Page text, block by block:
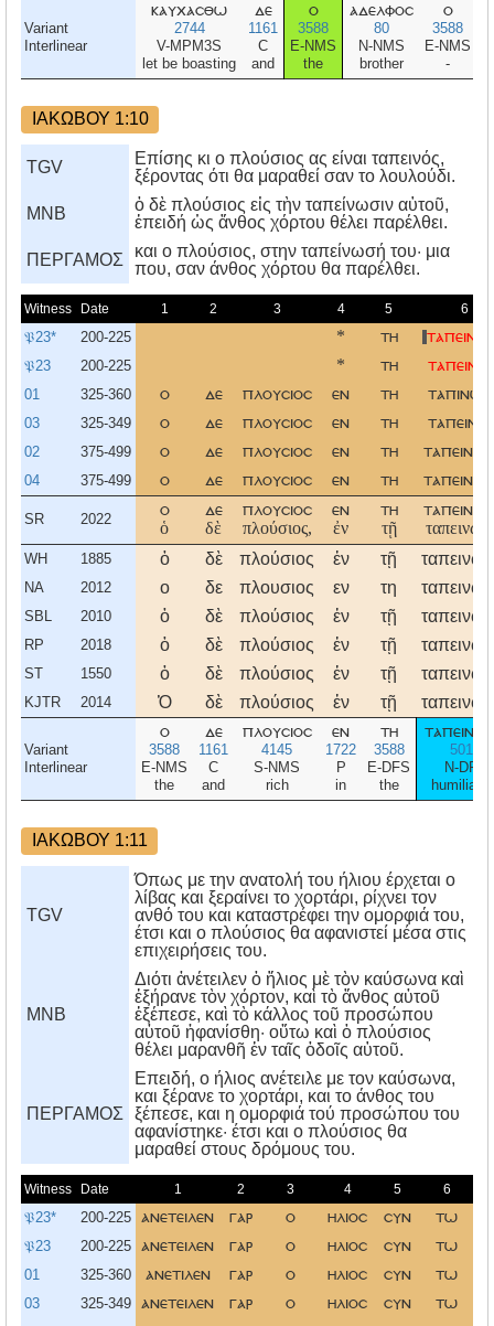
Variant
Interlinear
καυχασθω
2744
V-MPM3S
let be boasting
δε
1161
C
and
ο
3588
E-NMS
the
αδελφοσ
80
N-NMS
brother
ο
3588
E-NMS
-
ΙΑΚΩΒΟΥ 1:10
TGV
Επίσης κι ο πλούσιος ας είναι ταπεινός,
ξέροντας ότι θα μαραθεί σαν το λουλούδι.
MNB
ὁ δὲ πλούσιος εἰς τὴν ταπείνωσιν αὑτοῦ,
ἐπειδή ὡς ἄνθος χόρτου θέλει παρέλθει.
ΠΕΡΓΑΜΟΣ
και ο πλούσιος, στην ταπείνωσή του· μια
που, σαν άνθος χόρτου θα παρέλθει.
Witness Date 1 2 3 4 5 6
𝔓23* 200-225 * τη
𝔓23 200-225 * τη
01 325-360 ο δε πλουσιοσ εν τη
03 325-349 ο δε πλουσιοσ εν τη
02 375-499 ο δε πλουσιοσ εν τη
04 375-499 ο δε πλουσιοσ εν τη
SR 2022
ο
ὁ
δε
δὲ
πλουσιοσ
πλούσιος,
εν
ἐν
τη
τῇ
WH 1885 ὁ δὲ πλούσιος ἐν τῇ
NA 2012 ο δε πλουσιος εν τη
SBL 2010 ὁ δὲ πλούσιος ἐν τῇ
RP 2018 ὁ δὲ πλούσιος ἐν τῇ
ST 1550 ὁ δὲ πλούσιος ἐν τῇ
KJTR 2014 Ὁ δὲ πλούσιος ἐν τῇ
Variant
Interlinear
ο
3588
E-NMS
the
δε
1161
C
and
πλουσιοσ
4145
S-NMS
rich
εν
1722
P
in
τη
3588
E-DFS
the
5014
N-DFS
ΙΑΚΩΒΟΥ 1:11
TGV
Όπως με την ανατολή του ήλιου έρχεται ο
λίβας και ξεραίνει το χορτάρι, ρίχνει τον
ανθό του και καταστρέφει την ομορφιά του,
έτσι και ο πλούσιος θα αφανιστεί μέσα στις
επιχειρήσεις του.
MNB
Διότι ἀνέτειλεν ὁ ἥλιος μὲ τὸν καύσωνα καὶ
ἐξήρανε τὸν χόρτον, καὶ τὸ ἄνθος αὐτοῦ
ἐξέπεσε, καὶ τὸ κάλλος τοῦ προσώπου
αὐτοῦ ἠφανίσθη· οὕτω καὶ ὁ πλούσιος
θέλει μαρανθῆ ἐν ταῖς ὁδοῖς αὑτοῦ.
ΠΕΡΓΑΜΟΣ
Eπειδή, ο ήλιος ανέτειλε με τον καύσωνα,
και ξέρανε το χορτάρι, και το άνθος του
ξέπεσε, και η ομορφιά τού προσώπου του
αφανίστηκε· έτσι και ο πλούσιος θα
μαραθεί στους δρόμους του.
Witness Date 1 2 3 4 5 6
𝔓23* 200-225 ανετειλεν γαρ ο ηλιοσ συν τω
𝔓23 200-225 ανετειλεν γαρ ο ηλιοσ συν τω
01 325-360 ανετιλεν γαρ ο ηλιοσ συν τω
03 325-349 ανετειλεν γαρ ο ηλιοσ συν τω